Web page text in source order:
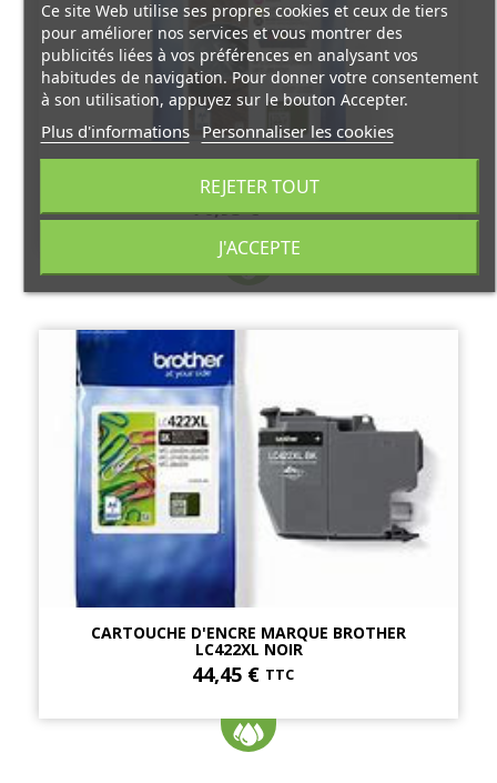
PACK CARTOUCHE ENCRE MARQUE BROTHER
LC422 PACK (1N+3C)
70,95 € TTC
CARTOUCHE D'ENCRE MARQUE BROTHER
LC422XL NOIR
44,45 € TTC
Ce site Web utilise ses propres cookies et ceux de tiers
pour améliorer nos services et vous montrer des
publicités liées à vos préférences en analysant vos
habitudes de navigation. Pour donner votre consentement
à son utilisation, appuyez sur le bouton Accepter.
Plus d'informations Personnaliser les cookies
REJETER TOUT
J'ACCEPTE